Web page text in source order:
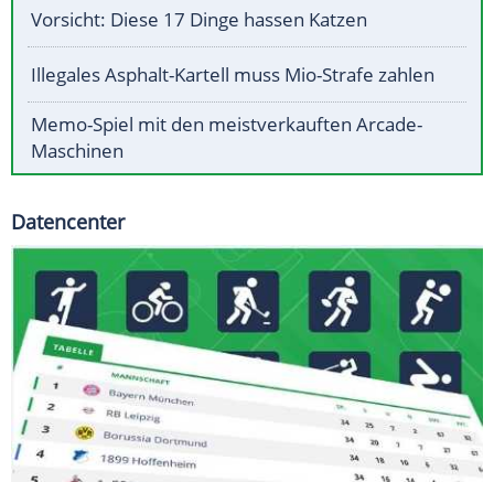
Vorsicht: Diese 17 Dinge hassen Katzen
Illegales Asphalt-Kartell muss Mio-Strafe zahlen
Memo-Spiel mit den meistverkauften Arcade-
Maschinen
Datencenter